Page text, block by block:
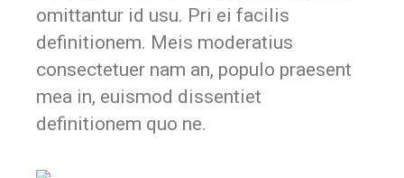
omittantur id usu. Pri ei facilis
definitionem. Meis moderatius
consectetuer nam an, populo praesent
mea in, euismod dissentiet
definitionem quo ne.